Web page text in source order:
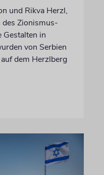
und Rikva Herzl,
Zionismus-
Gestalten in
von Serbien
dem Herzlberg